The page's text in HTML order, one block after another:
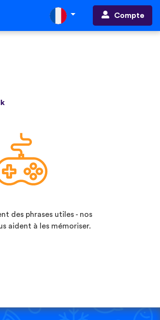
Compte
des phrases utiles - nos
aident à les mémoriser.